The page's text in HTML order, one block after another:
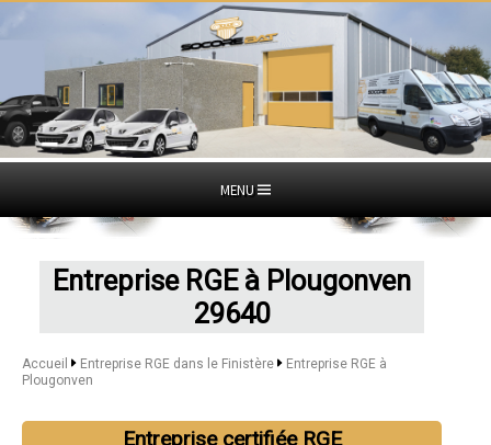
MENU
Entreprise RGE à Plougonven
29640
Accueil Entreprise RGE dans le Finistère
Entreprise RGE à
Plougonven
Entreprise certifiée RGE